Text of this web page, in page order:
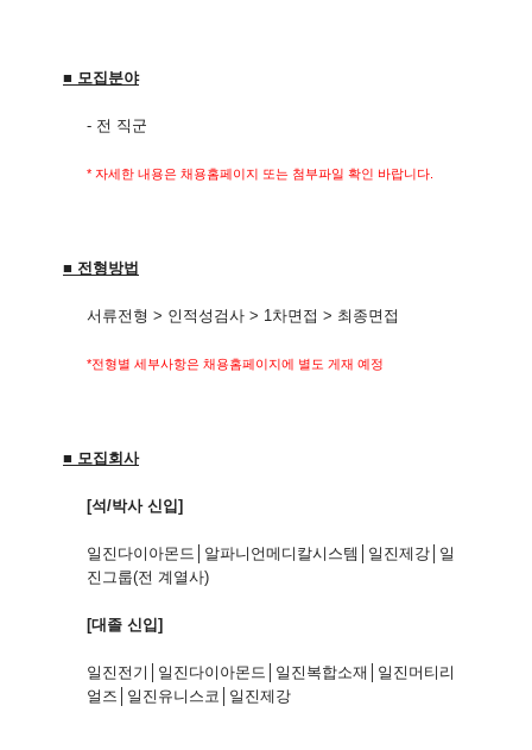
■ 모집분야
- 전 직군
* 자세한 내용은 채용홈페이지 또는 첨부파일 확인 바랍니다.
■ 전형방법
서류전형 > 인적성검사 > 1차면접 > 최종면접
*전형별 세부사항은 채용홈페이지에 별도 게재 예정
■ 모집회사
[석/박사 신입]
일진다이아몬드│알파니언메디칼시스템 │일진제강 │일
진그룹(전 계열사)
[대졸 신입]
일진전기 │일진다이아몬드 │일진복합소재
│일진머티리
얼즈
일진유니스코 │일진제강